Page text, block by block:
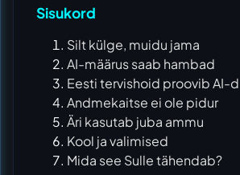
Sisukord
Silt külge, muidu jama
AI-määrus saab hambad
Eesti tervishoid proovib AI-d
Andmekaitse ei ole pidur
Äri kasutab juba ammu
Kool ja valimised
Mida see Sulle tähendab?